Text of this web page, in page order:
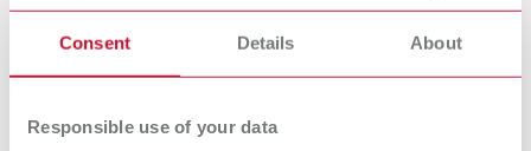
Consent Details About
Responsible use of your data
substâncias químicas e abrange todo o ciclo de vida de uma
substância, desde a produção até o descarte.
A Renfert é considerada um “usuário a jusante” (downstream
geral, sujeita à obrigação de registro.